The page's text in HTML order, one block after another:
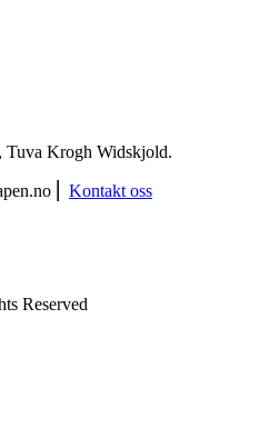
Krogh Widskjold.
Kontakt oss
Reserved